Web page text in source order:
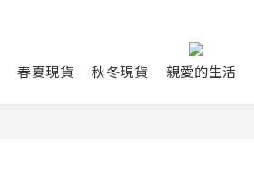
春夏現貨 秋冬現貨 親愛的生活